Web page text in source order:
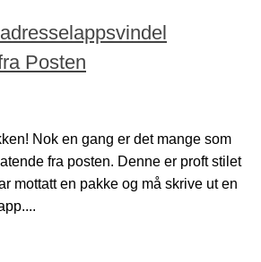
Posten
Nok en gang er det mange som
fra posten. Denne er proft stilet
mottatt en pakke og må skrive ut en